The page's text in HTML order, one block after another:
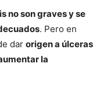
no son graves y se
. Pero en
dar origen a úlceras
la